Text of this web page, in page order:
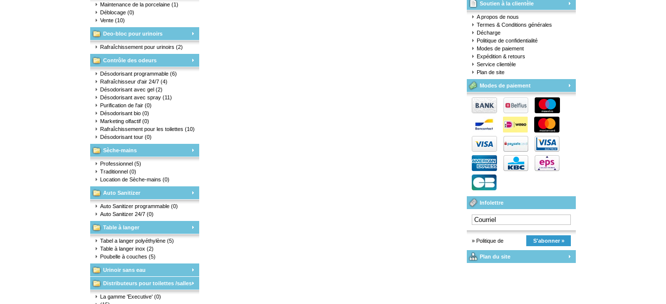
Maintenance de la porcelaine (1)
Déblocage (0)
Vente (10)
Deo-bloc pour urinoirs
Rafraîchissement pour urinoirs (2)
Contrôle des odeurs
Désodorisant programmable (6)
Rafraîchisseur d'air 24/7 (4)
Désodorisant avec gel (2)
Désodorisant avec spray (11)
Purification de l'air (0)
Désodorisant bio (0)
Marketing olfactif (0)
Rafraîchissement pour les toilettes (10)
Désodorisant tour (0)
Sèche-mains
Professionnel (5)
Traditionnel (0)
Location de Sèche-mains (0)
Auto Sanitizer
Auto Sanitizer programmable (0)
Auto Sanitizer 24/7 (0)
Table à langer
Tabel a langer polyéthylène (5)
Table à langer inox (2)
Poubelle à couches (5)
Urinoir sans eau
Distributeurs pour toilettes /salles
d'eauLa gamme 'Executive' (0)
Soutien à la clientèle
A propos de nous
Termes & Conditions générales
Décharge
Politique de confidentialité
Modes de paiement
Expédition & retours
Service clientèle
Plan de site
Modes de paiement
Infolettre
» Politique de
confidentialité
S'abonner »
Plan du site